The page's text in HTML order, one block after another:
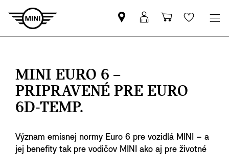
Nájsť
MINI
MyMINI
prihlásenie
Nákupný
košík
Wishlist
MINI EURO 6 –
PRIPRAVENÉ PRE EURO
6D-TEMP.
Význam emisnej normy Euro 6 pre vozidlá MINI – a
jej benefity tak pre vodičov MINI ako aj pre životné